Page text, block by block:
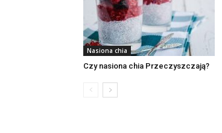
Nasiona chia
Czy nasiona chia Przeczyszczają?